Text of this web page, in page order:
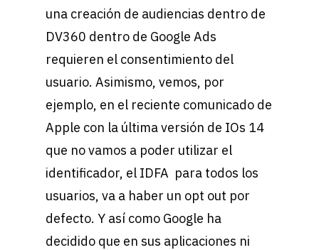
una creación de audiencias dentro de
DV360 dentro de Google Ads
requieren el consentimiento del
usuario. Asimismo, vemos, por
ejemplo, en el reciente comunicado de
Apple con la última versión de IOs 14
que no vamos a poder utilizar el
identificador, el IDFA para todos los
usuarios, va a haber un opt out por
defecto. Y así como Google ha
decidido que en sus aplicaciones ni